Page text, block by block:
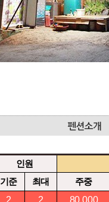
인원
기준
최대
주중
2 2
80,000